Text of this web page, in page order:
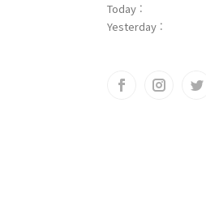
Today :
Yesterday :